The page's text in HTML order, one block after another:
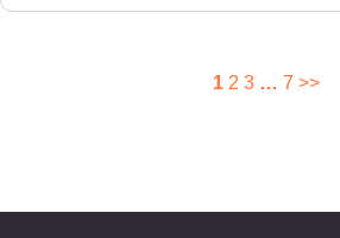
Paginação
1 2 3 … 7 >>